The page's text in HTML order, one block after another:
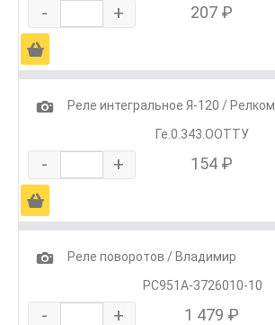
- + 207 ₽
Ä
1
Реле интегральное Я-120 / Релком
Ге.0.343.ООТТУ
- + 154 ₽
Ä
1
Реле поворотов / Владимир
РС951А-3726010-10
- + 1 479 ₽